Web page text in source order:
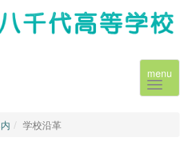
menu
学校沿革